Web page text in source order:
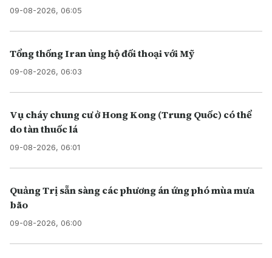
09-08-2026, 06:05
Tổng thống Iran ủng hộ đối thoại với Mỹ
09-08-2026, 06:03
Vụ cháy chung cư ở Hong Kong (Trung Quốc) có thể
do tàn thuốc lá
09-08-2026, 06:01
Quảng Trị sẵn sàng các phương án ứng phó mùa mưa
bão
09-08-2026, 06:00